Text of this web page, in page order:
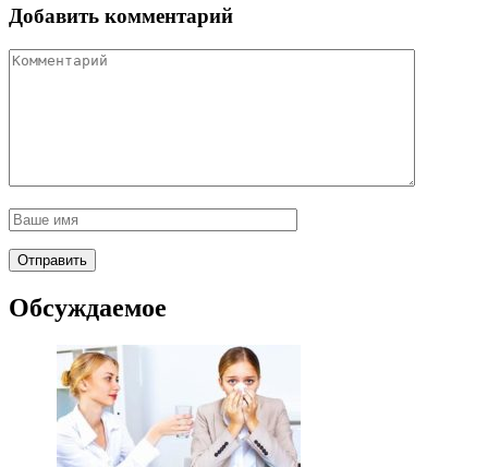
Добавить комментарий
Обсуждаемое